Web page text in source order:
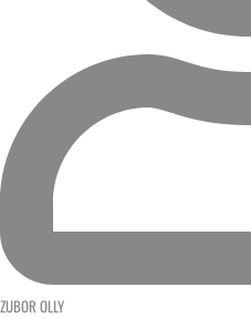
ZUBOR OLLY